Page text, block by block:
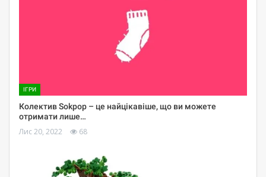
ІГРИ
Колектив Sokpop – це найцікавіше, що ви можете
отримати лише…
Лис 20, 2022 68